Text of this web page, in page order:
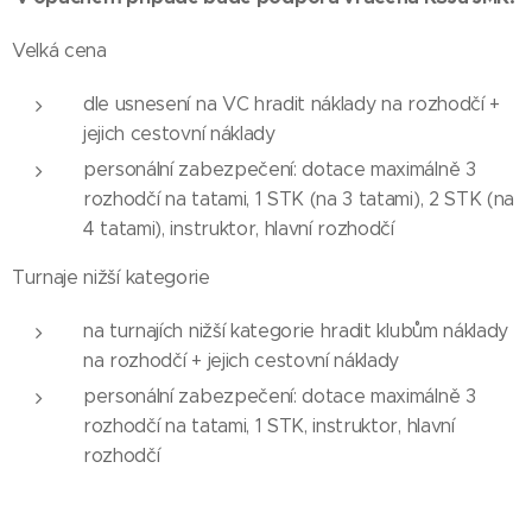
Velká cena
dle usnesení na VC hradit náklady na rozhodčí +
jejich cestovní náklady
personální zabezpečení: dotace maximálně 3
rozhodčí na tatami, 1 STK (na 3 tatami), 2 STK (na
4 tatami), instruktor, hlavní rozhodčí
Turnaje nižší kategorie
na turnajích nižší kategorie hradit klubům náklady
na rozhodčí + jejich cestovní náklady
personální zabezpečení: dotace maximálně 3
rozhodčí na tatami, 1 STK, instruktor, hlavní
rozhodčí